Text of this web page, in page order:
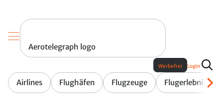
Aerotelegraph logo
Airlines Flughäfen Flugzeuge Flugerlebnis
Werbefrei Login